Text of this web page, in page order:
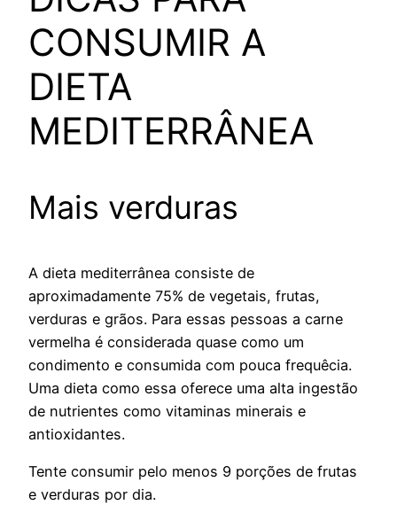
CONSUMIR A
DIETA
MEDITERRÂNEA
Mais verduras
A dieta mediterrânea consiste de
aproximadamente 75% de vegetais, frutas,
verduras e grãos. Para essas pessoas a carne
vermelha é considerada quase como um
condimento e consumida com pouca frequêcia.
Uma dieta como essa oferece uma alta ingestão
de nutrientes como vitaminas minerais e
antioxidantes.
Tente consumir pelo menos 9 porções de frutas
e verduras por dia.